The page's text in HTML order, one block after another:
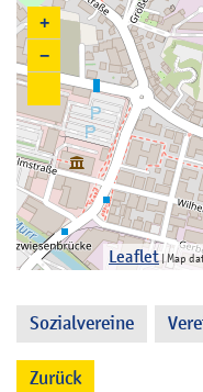
+
−
Leaflet| Map
Sozialvereine
Zurück